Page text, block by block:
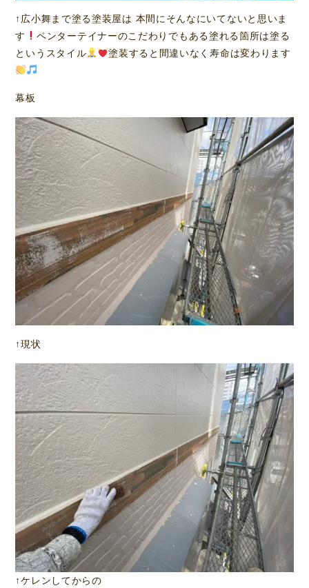
↑広小舞まで塗る塗装屋は 本間にそんなにいてないと思いま
す
ペンターテイナーのこだわりでもある塗れる箇所は塗る
というスタイル
塗装すると間違いなく寿命は変わります
幕板
↑現状
↑ケレンしてからの